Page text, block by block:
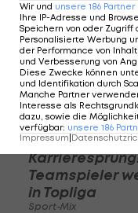
Teamspieler
in Topliga
Sport-Mix
Wir und unsere 186 Partner
Ihre IP-Adresse und
Speichern von oder
Personalisierte Werbung
der Performance von
und Verbesserung von
Diese Zwecke können
und Identifikation durch
Manche Partner
Interesse als
dazu, sowie die
verfügbar: unsere 186
Impressum